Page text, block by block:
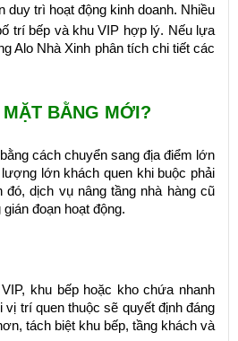
trì hoạt động kinh doanh. Nhiều
trí bếp và khu VIP hợp lý. Nếu lựa
Alo Nhà Xinh phân tích chi tiết các
MẶT BẰNG MỚI?
cách chuyển sang địa điểm lớn
lớn khách quen khi buộc phải
dịch vụ nâng tầng nhà hàng cũ
đoạn hoạt động.
khu bếp hoặc kho chứa nhanh
trí quen thuộc sẽ quyết định đáng
tách biệt khu bếp, tầng khách và